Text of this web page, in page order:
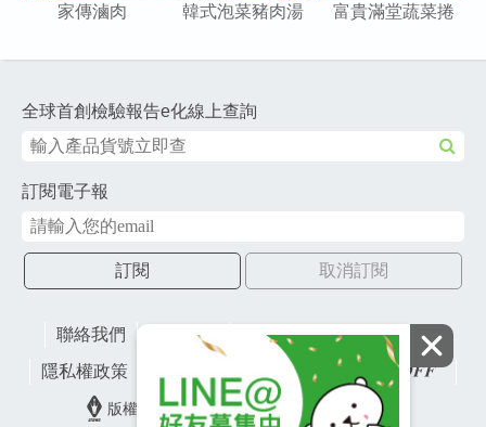
家傳滷肉 韓式泡菜豬肉湯 富貴滿堂蔬菜捲
全球首創檢驗報告e化線上查詢
訂閱電子報
訂閱 取消訂閱
聯絡我們 網站地圖
財團法人有容教育基金會
隱私權政策
lifefactory
版權所有© 2026 皇冠金屬工業股份有限公司